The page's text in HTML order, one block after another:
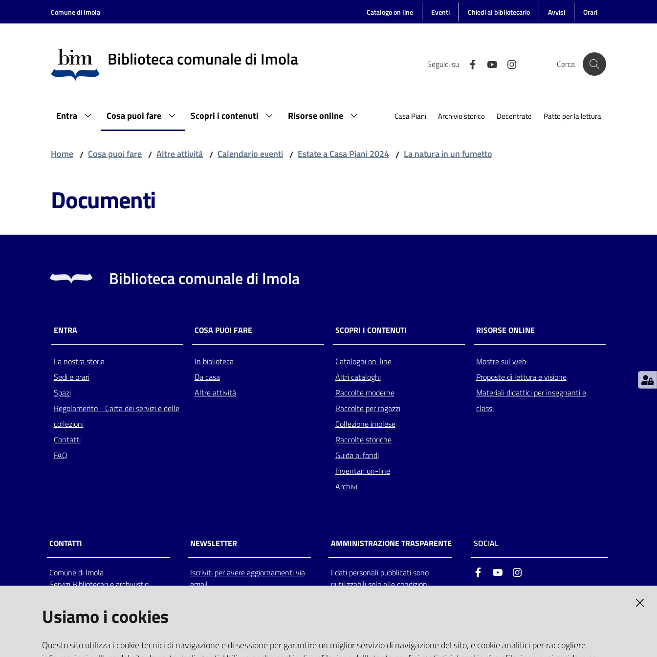
Vai al contenuto
Vai alla navigazione
Comune di Imola Catalogo on line Eventi Chiedi al bibliotecario Avvisi Orari
Biblioteca comunale di Imola Seguici su Cerca
Entra Cosa puoi fare Scopri i contenuti Risorse online Casa Piani Archivio storico Decentrate Patto per la lettura
Home / Cosa puoi fare / Altre attività / Calendario eventi / Estate a Casa Piani 2024 / La natura in un fumetto
Documenti
Biblioteca comunale di Imola
ENTRA
La nostra storia
Sedi e orari
Spazi
Regolamento - Carta dei servizi e delle
collezioni
Contatti
FAQ
COSA PUOI FARE
In biblioteca
Da casa
Altre attività
SCOPRI I CONTENUTI
Cataloghi on-line
Altri cataloghi
Raccolte moderne
Raccolte per ragazzi
Collezione imolese
Raccolte storiche
Guida ai fondi
Inventari on-line
Archivi
RISORSE ONLINE
Mostre sul web
Proposte di lettura e visione
Materiali didattici per insegnanti e
classi
CONTATTI
Comune di Imola
Servizi Bibliotecari e archivistici
Italia
centralino: tel 0542.6026.36 fax
bim@comune.imola.bo.it
PEC
NEWSLETTER
Iscriviti per avere aggiornamenti via
email
AMMINISTRAZIONE TRASPARENTE
I dati personali pubblicati sono
riutilizzabili solo alle condizioni
SOCIAL
FacebookYoutube
Usiamo i cookies
Questo sito utilizza i cookie tecnici di navigazione e di sessione per garantire un miglior servizio di navigazione del sito, e cookie analitici per raccogliere